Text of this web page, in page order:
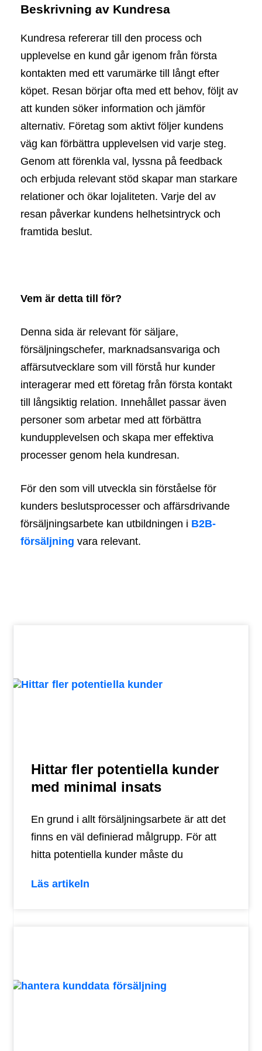
Beskrivning av Kundresa
Kundresa refererar till den process och
upplevelse en kund går igenom från första
kontakten med ett varumärke till långt efter
köpet. Resan börjar ofta med ett behov, följt av
att kunden söker information och jämför
alternativ. Företag som aktivt följer kundens
väg kan förbättra upplevelsen vid varje steg.
Genom att förenkla val, lyssna på feedback
och erbjuda relevant stöd skapar man starkare
relationer och ökar lojaliteten. Varje del av
resan påverkar kundens helhetsintryck och
framtida beslut.
Vem är detta till för?
Denna sida är relevant för säljare,
försäljningschefer, marknadsansvariga och
affärsutvecklare som vill förstå hur kunder
interagerar med ett företag från första kontakt
till långsiktig relation. Innehållet passar även
personer som arbetar med att förbättra
kundupplevelsen och skapa mer effektiva
processer genom hela kundresan.
För den som vill utveckla sin förståelse för
kunders beslutsprocesser och affärsdrivande
försäljningsarbete kan utbildningen i B2B-
försäljning vara relevant.
Hittar fler potentiella kunder
med minimal insats
En grund i allt försäljningsarbete är att det
finns en väl definierad målgrupp. För att
hitta potentiella kunder måste du
Läs artikeln